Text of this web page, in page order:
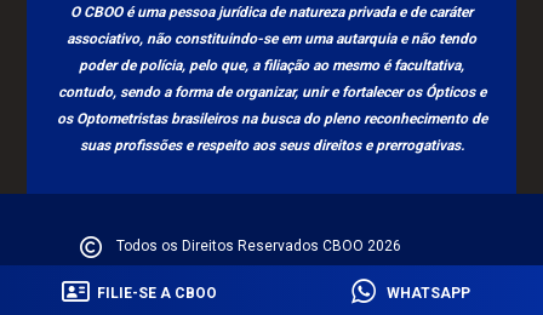
O CBOO é uma pessoa jurídica de natureza privada e de caráter
associativo, não constituindo-se em uma autarquia e não tendo
poder de polícia, pelo que, a filiação ao mesmo é facultativa,
contudo, sendo a forma de organizar, unir e fortalecer os Ópticos e
os Optometristas brasileiros na busca do pleno reconhecimento de
suas profissões e respeito aos seus direitos e prerrogativas.
Todos os Direitos Reservados CBOO 2026
Política de Privacidade
Powereb By Sensei Digital
FILIE-SE A CBOO
WHATSAPP